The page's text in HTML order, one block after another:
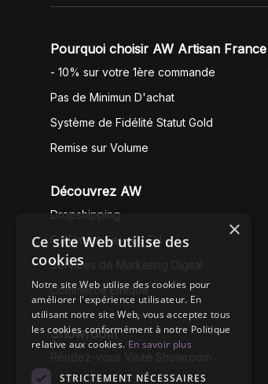
Pourquoi choisir AW Artisan France
- 10% sur votre 1ère commande
Pas de Minimun D'achat
Système de Fidélité Statut Gold
Remise sur Volume
Découvrez AW
Dropshipping
Fullfilment Service EU
Services de Marketing Digital
Commerce Éthique
Showroom
×
Ce site Web utilise des
cookies
Notre site Web utilise des cookies pour
améliorer l'expérience utilisateur. En
utilisant notre site Web, vous acceptez tous
les cookies conformément à notre Politique
relative aux cookies. En savoir plus
STRICTEMENT NÉCESSAIRES